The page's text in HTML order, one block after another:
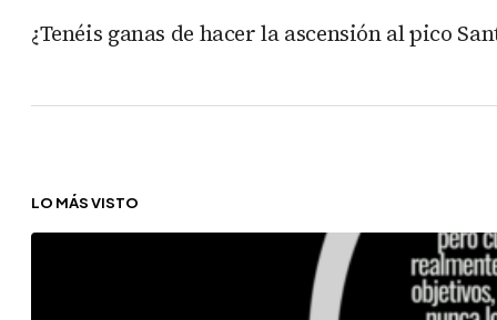
¿Tenéis ganas de hacer la ascensión al pico
LO MÁS VISTO